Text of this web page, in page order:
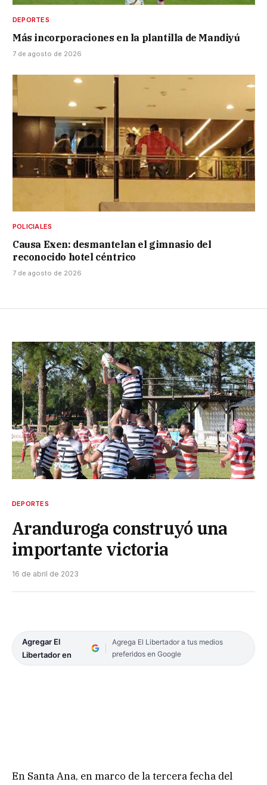
DEPORTES
Más incorporaciones en la plantilla de Mandiyú
7 de agosto de 2026
POLICIALES
Causa Exen: desmantelan el gimnasio del
reconocido hotel céntrico
7 de agosto de 2026
DEPORTES
Aranduroga construyó una
importante victoria
16 de abril de 2023
Agregar El
Libertador en
Agrega El Libertador a tus medios
preferidos en Google
En Santa Ana, en marco de la tercera fecha del